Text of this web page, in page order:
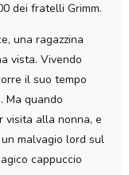
dei fratelli Grimm.
una ragazzina
vista. Vivendo
il suo tempo
Ma quando
visita alla nonna, e
malvagio lord sul
cappuccio